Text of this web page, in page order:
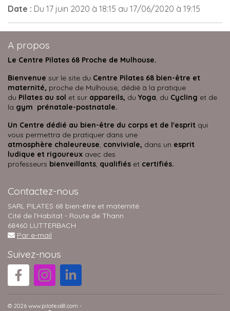
Date : Du 17 juin 2020 à 18:15 au 17/06/2020 à 19:15
A propos
Le Centre Pilates 68 Proche de Mulhouse.
Bienvenue sur le site du Centre Pilates 68 bien-être et
maternité, proche de Mulhouse, dédié à la pratique
du Pilates au sol et sur appareils, du Yoga, du Cycling et de
la gym prénatale-postnatale.
Un Centre dédié au bien-être du corps et de l'esprit qui
vous permettra de pratiquer dans une
atmosphère chaleureuse, conviviale, dans un esprit
ludique et rigoureux avec des
professeurs bienveillants, qualifiés et certifiés.
Contactez-nous
SARL PILATES 68 bien-être et maternité
Cité de l'Habitat - Route de Thann
68460 LUTTERBACH
Par e-mail
Suivez-nous
© 2026 www.pilates68.com -